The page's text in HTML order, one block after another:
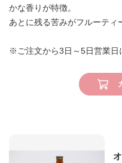
かな香りが特徴。
あとに残る苦みがフルーティ
※ご注文から3日～5日営業日